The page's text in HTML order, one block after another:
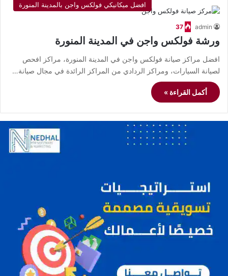
افضل ميكانيكي فولكس واجن بالمدينة المنورة
admin
37
ورشة فولكس واجن في المدينة المنورة
افضل مراكز صيانة فولكس واجن في المدينة المنورة، مراكز افحص
لصيانة السيارات، ومراكز الردادي من المراكز الرائدة في مجال صيانة…
أكمل القراءة »